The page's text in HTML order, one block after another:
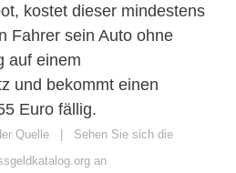
kostet dieser mindestens
Fahrer sein Auto ohne
auf einem
und bekommt einen
Euro fällig.
Quelle | Sehen Sie sich die
an